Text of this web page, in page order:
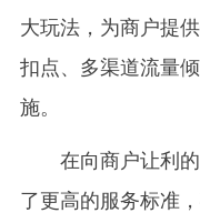
大玩法，为商户提
扣点、多渠道流量
施。
在向商户让利
了更高的服务标准